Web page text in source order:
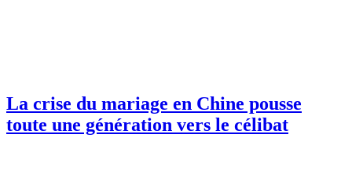
La crise du mariage en Chine pousse
toute une génération vers le célibat